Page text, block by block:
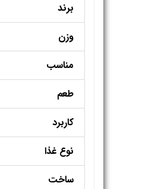
برند
وزن
مناسب
طعم
کاربرد
نوع غذا
ساخت